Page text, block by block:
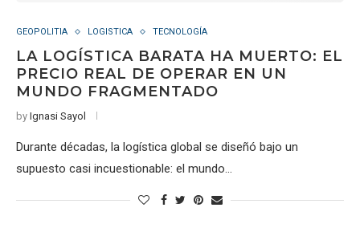
GEOPOLITIA LOGISTICA TECNOLOGÍA
LA LOGÍSTICA BARATA HA MUERTO: EL
PRECIO REAL DE OPERAR EN UN
MUNDO FRAGMENTADO
by Ignasi Sayol
Durante décadas, la logística global se diseñó bajo un
supuesto casi incuestionable: el mundo…